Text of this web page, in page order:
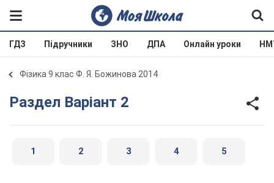
ГДЗ Підручники ЗНО ДПА Онлайн уроки
Фізика 9 клас Ф. Я. Божинова 2014
Раздел Варіант 2
1 2 3 4 5